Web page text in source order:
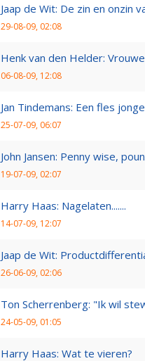
Jaap de Wit: De zin en onzin
29-08-09, 02:08
Henk van den Helder:
06-08-09, 12:08
Jan Tindemans: Een fles
25-07-09, 06:07
John Jansen: Penny wise,
19-07-09, 02:07
Harry Haas: Nagelaten.......
14-07-09, 12:07
Jaap de Wit:
26-06-09, 02:06
Ton Scherrenberg: "Ik wil
24-05-09, 01:05
Harry Haas: Wat te vieren?